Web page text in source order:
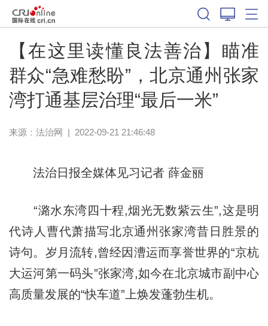
【在这里读懂良法善治】瞄准
群众“急难愁盼”，北京通州张家
湾打通基层治理“最后一米”
来源： 法治网 | 2022-09-21 21:46:48
法治日报全媒体见习记者 薛金丽
“潞水东湾四十程,烟光无数紫云生”,这是明
代诗人曹代萧描写北京通州张家湾昔日胜景的
诗句。岁月流转,曾经因漕运而享誉世界的“京杭
大运河第一码头”张家湾,如今在北京城市副中心
高质量发展的“快车道”上焕发蓬勃生机。